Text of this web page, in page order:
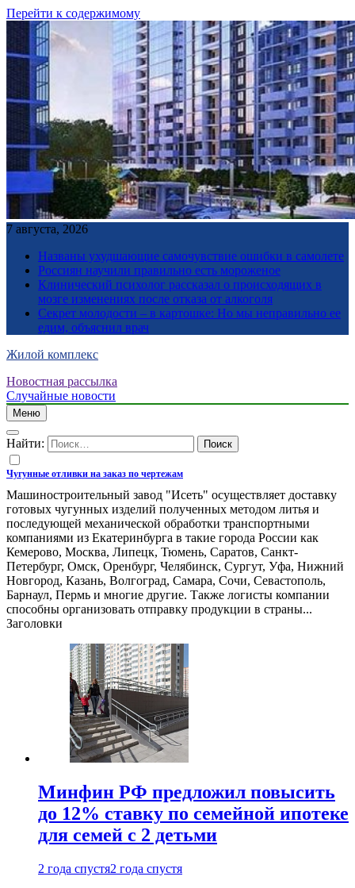
Перейти к содержимому
7 августа, 2026
Названы ухудшающие самочувствие ошибки в самолете
Россиян научили правильно есть мороженое
Клинический психолог рассказал о происходящих в
мозге изменениях после отказа от алкоголя
Секрет молодости – в картошке: Но мы неправильно ее
едим, объяснил врач
Жилой комплекс
Новостная рассылка
Случайные новости
Меню
Найти:
Чугунные отливки на заказ по чертежам
Машиностроительный завод "Исеть" осуществляет доставку
готовых чугунных изделий полученных методом литья и
последующей механической обработки транспортными
компаниями из Екатеринбурга в такие города России как
Кемерово, Москва, Липецк, Тюмень, Саратов, Санкт-
Петербург, Омск, Оренбург, Челябинск, Сургут, Уфа, Нижний
Новгород, Казань, Волгоград, Самара, Сочи, Севастополь,
Барнаул, Пермь и многие другие. Также логисты компании
способны организовать отправку продукции в страны...
Заголовки
Минфин РФ предложил повысить
до 12% ставку по семейной ипотеке
для семей с 2 детьми
2 года спустя2 года спустя